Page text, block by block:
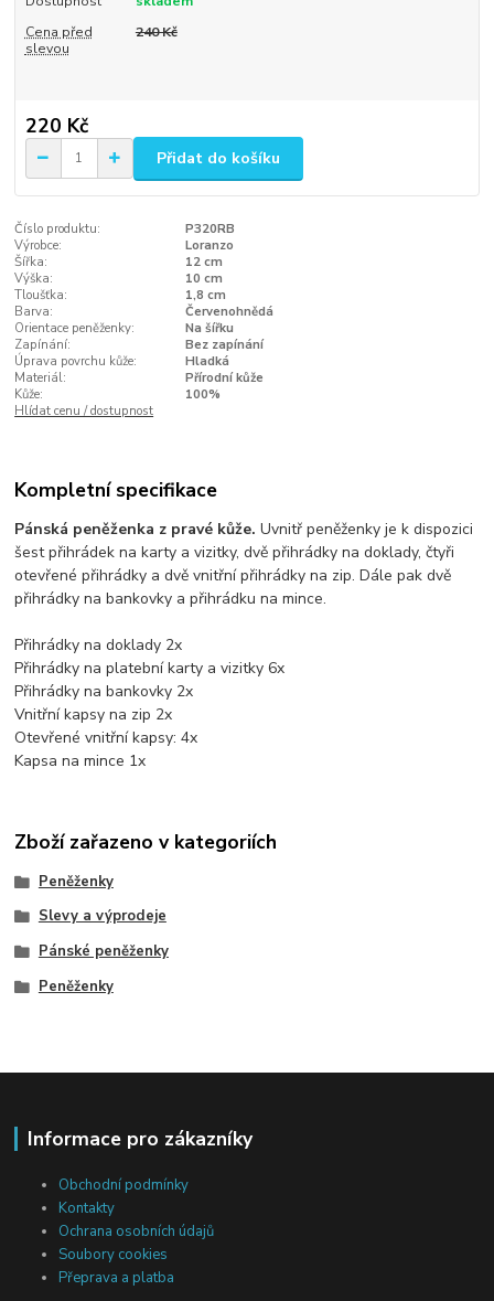
Cena před
slevou
240 Kč
220 Kč
Přidat do košíku
Číslo produktu:
P320RB
Výrobce:
Loranzo
Šířka:
12 cm
Výška:
10 cm
Tloušťka:
1,8 cm
Barva:
Červenohnědá
Orientace peněženky:
Na šířku
Zapínání:
Bez zapínání
Úprava povrchu kůže:
Hladká
Materiál:
Přírodní kůže
Kůže:
100%
Hlídat cenu / dostupnost
Kompletní specifikace
Pánská peněženka z pravé kůže. Uvnitř peněženky je k dispozici
šest přihrádek na karty a vizitky, dvě přihrádky na doklady, čtyři
otevřené přihrádky a dvě vnitřní přihrádky na zip. Dále pak dvě
přihrádky na bankovky a přihrádku na mince.
Přihrádky na doklady 2x
Přihrádky na platební karty a vizitky 6x
Přihrádky na bankovky 2x
Vnitřní kapsy na zip 2x
Otevřené vnitřní kapsy: 4x
Kapsa na mince 1x
Zboží zařazeno v kategoriích
Peněženky
Slevy a výprodeje
Pánské peněženky
Peněženky
Informace pro zákazníky
Obchodní podmínky
Kontakty
Ochrana osobních údajů
Soubory cookies
Přeprava a platba